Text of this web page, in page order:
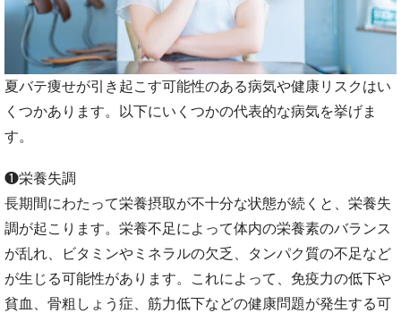
夏バテ痩せが引き起こす可能性のある病気や健康リスクはい
くつかあります。以下にいくつかの代表的な病気を挙げま
す。
❶栄養失調
長期間にわたって栄養摂取が不十分な状態が続くと、栄養失
調が起こります。栄養不足によって体内の栄養素のバランス
が乱れ、ビタミンやミネラルの欠乏、タンパク質の不足など
が生じる可能性があります。これによって、免疫力の低下や
貧血、骨粗しょう症、筋力低下などの健康問題が発生する可